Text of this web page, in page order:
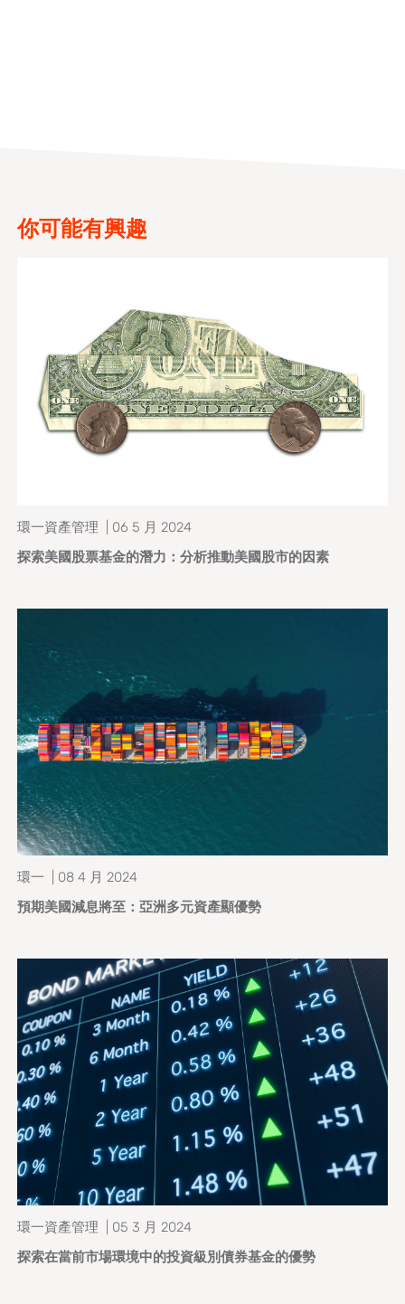
你可能有興趣
環一資產管理 | 06 5 月 2024
探索美國股票基金的潛力：分析推動美國股市的因素
環一 | 08 4 月 2024
預期美國減息將至：亞洲多元資產顯優勢
環一資產管理 | 05 3 月 2024
探索在當前市場環境中的投資級別債券基金的優勢